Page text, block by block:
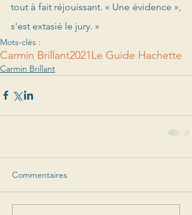
tout à fait réjouissant. « Une évidence »,
s'est extasié le jury. »
Mots-clés :
Carmin Brillant2021Le Guide Hachette
Carmin Brillant
Commentaires